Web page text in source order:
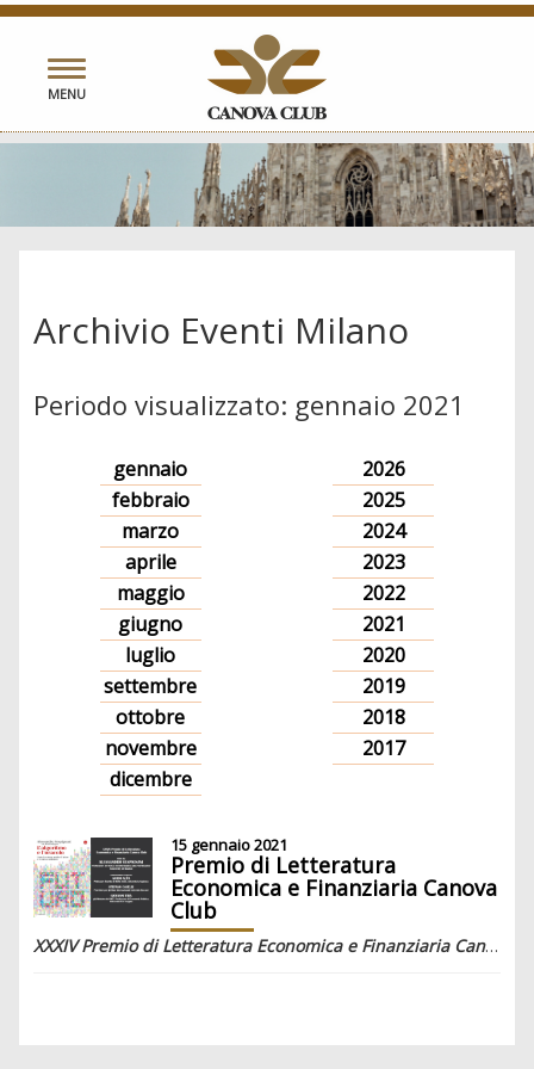
Toggle
navigation
MENU
Archivio Eventi Milano
Periodo visualizzato: gennaio 2021
gennaio
febbraio
marzo
aprile
maggio
giugno
luglio
settembre
ottobre
novembre
dicembre
2026
2025
2024
2023
2022
2021
2020
2019
2018
2017
15 gennaio 2021
Premio di Letteratura
Economica e Finanziaria Canova
Club
XXXIV Premio di Letteratura Economica e Finanziaria Canova Club